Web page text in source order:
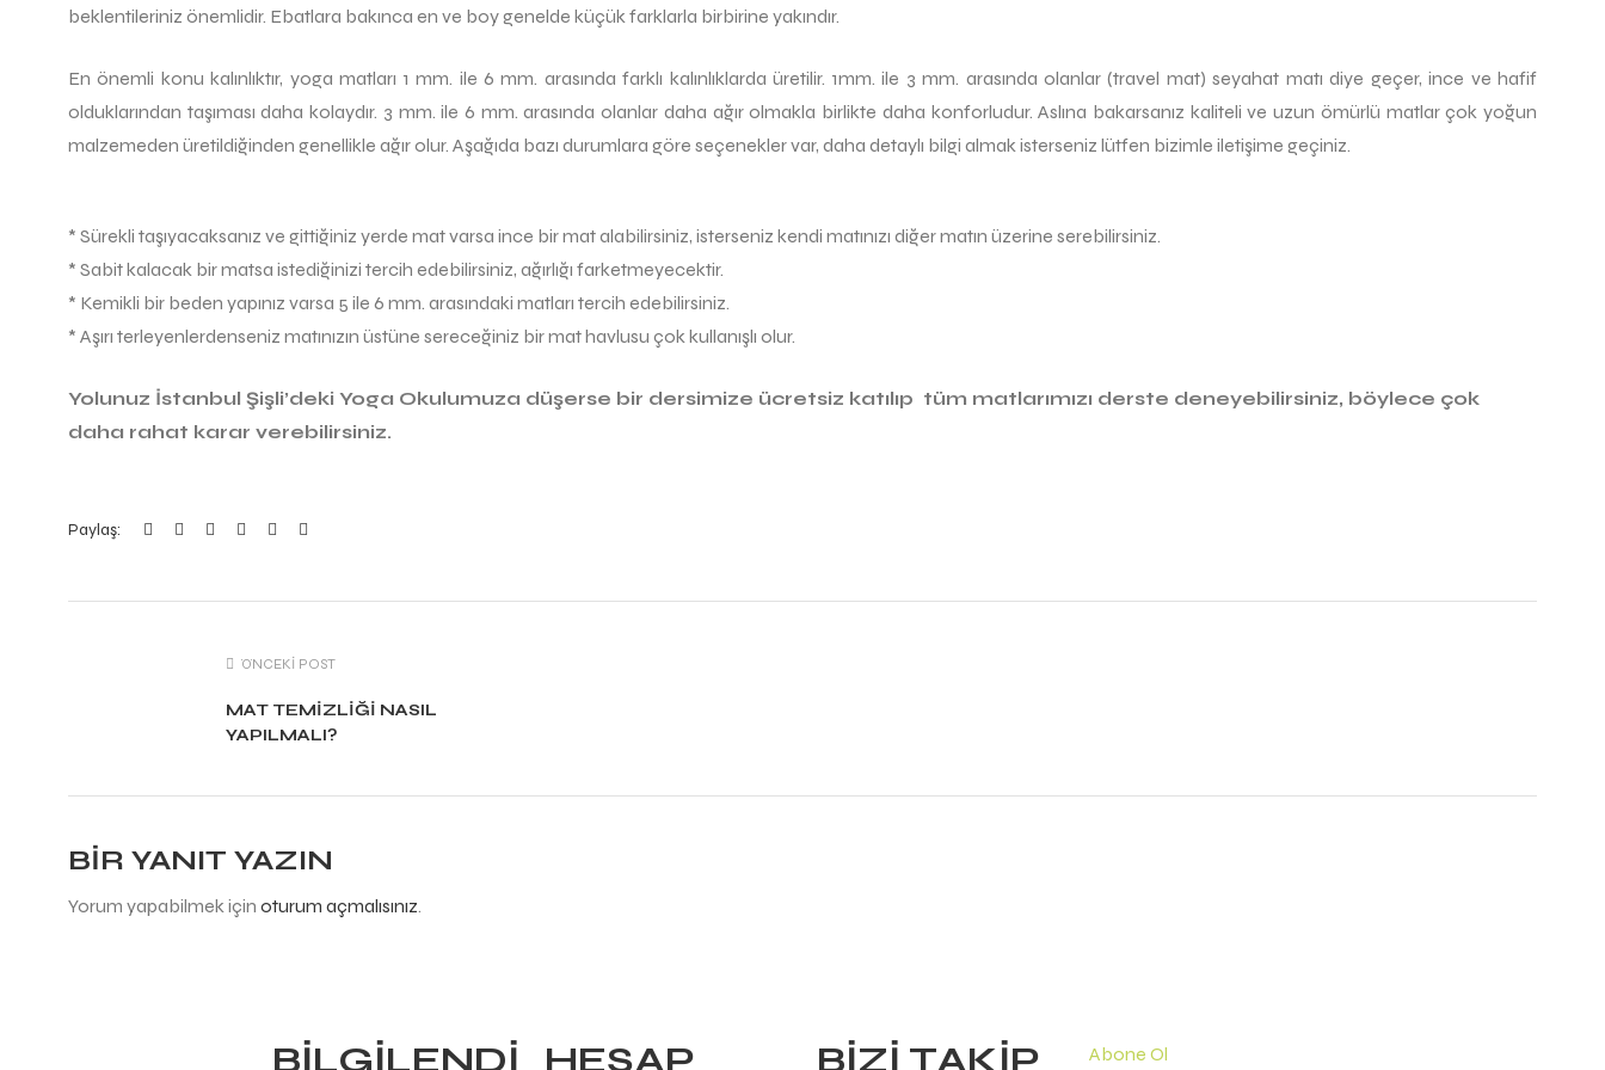
beklentileriniz önemlidir. Ebatlara bakınca en ve boy genelde küçük farklarla birbirine yakındır.
En önemli konu kalınlıktır, yoga matları 1 mm. ile 6 mm. arasında farklı kalınlıklarda üretilir. 1mm. ile 3 mm. arasında olanlar (travel mat) seyahat matı diye geçer, ince ve hafif
olduklarından taşıması daha kolaydır. 3 mm. ile 6 mm. arasında olanlar daha ağır olmakla birlikte daha konforludur. Aslına bakarsanız kaliteli ve uzun ömürlü matlar çok yoğun
malzemeden üretildiğinden genellikle ağır olur. Aşağıda bazı durumlara göre seçenekler var, daha detaylı bilgi almak isterseniz lütfen bizimle iletişime geçiniz.
* Sürekli taşıyacaksanız ve gittiğiniz yerde mat varsa ince bir mat alabilirsiniz, isterseniz kendi matınızı diğer matın üzerine serebilirsiniz.
* Sabit kalacak bir matsa istediğinizi tercih edebilirsiniz, ağırlığı farketmeyecektir.
* Kemikli bir beden yapınız varsa 5 ile 6 mm. arasındaki matları tercih edebilirsiniz.
* Aşırı terleyenlerdenseniz matınızın üstüne sereceğiniz bir mat havlusu çok kullanışlı olur.
Yolunuz İstanbul Şişli’deki Yoga Okulumuza düşerse bir dersimize ücretsiz katılıp tüm matlarımızı derste deneyebilirsiniz, böylece çok
daha rahat karar verebilirsiniz.
Paylaş:
ÖNCEKİ POST
MAT TEMIZLIĞI NASIL
YAPILMALI?
BIR YANIT YAZIN
Yorum yapabilmek için oturum açmalısınız.
BILGILENDI HESAP BIZI TAKIP Abone Ol